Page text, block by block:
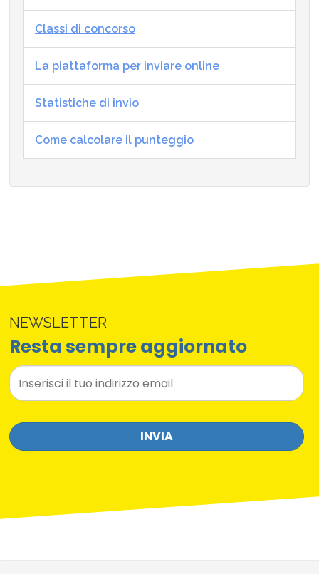
Classi di concorso
La piattaforma per inviare online
Statistiche di invio
Come calcolare il punteggio
NEWSLETTER
Resta sempre aggiornato